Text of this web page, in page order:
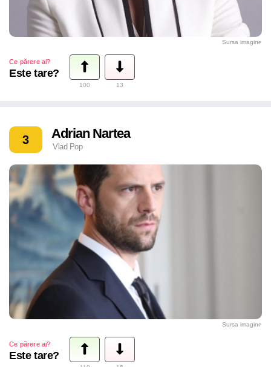
Sursa imagine
Ce părere ai?
Este tare?
100 13
3 Adrian Nartea
Vlad Pop
Sursa imagine
Ce părere ai?
Este tare?